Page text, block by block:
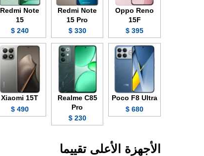
Oppo Reno
15F
395 $
Redmi Note
15 Pro
330 $
Redmi Note
15
240 $
Poco F8 Ultra
680 $
Realme C85
Pro
230 $
Xiaomi 15T
490 $
الأجهزة الأعلى تقييما